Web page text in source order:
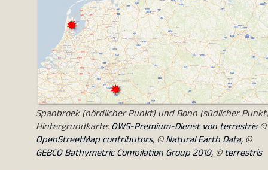
Spanbroek (nördlicher Punkt) und Bonn (südlicher
Hintergrundkarte:OWS-Premium-Dienst von terrestris©
OpenStreetMap contributors, ©Natural Earth Data, ©
GEBCO Bathymetric Compilation Group 2019, ©terrestris